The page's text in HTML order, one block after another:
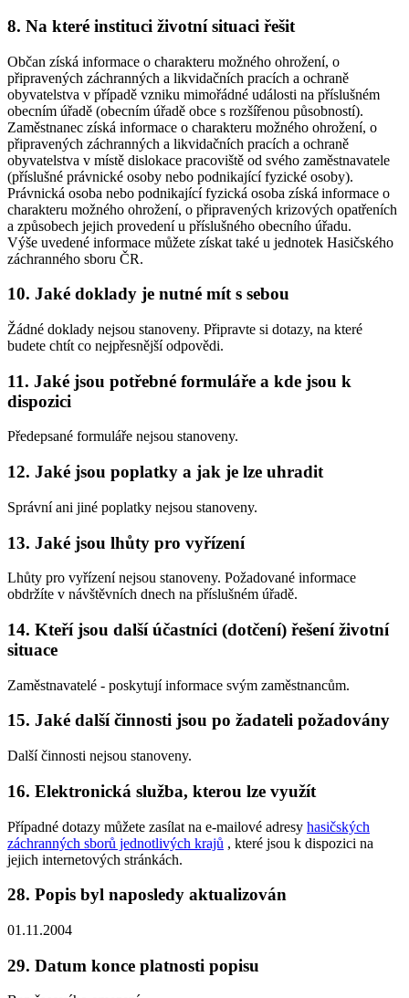
8. Na které instituci životní situaci řešit
Občan získá informace o charakteru možného ohrožení, o
připravených záchranných a likvidačních pracích a ochraně
obyvatelstva v případě vzniku mimořádné události na příslušném
obecním úřadě (obecním úřadě obce s rozšířenou působností).
Zaměstnanec získá informace o charakteru možného ohrožení, o
připravených záchranných a likvidačních pracích a ochraně
obyvatelstva v místě dislokace pracoviště od svého zaměstnavatele
(příslušné právnické osoby nebo podnikající fyzické osoby).
Právnická osoba nebo podnikající fyzická osoba získá informace o
charakteru možného ohrožení, o připravených krizových opatřeních
a způsobech jejich provedení u příslušného obecního úřadu.
Výše uvedené informace můžete získat také u jednotek Hasičského
záchranného sboru ČR.
10. Jaké doklady je nutné mít s sebou
Žádné doklady nejsou stanoveny. Připravte si dotazy, na které
budete chtít co nejpřesnější odpovědi.
11. Jaké jsou potřebné formuláře a kde jsou k
dispozici
Předepsané formuláře nejsou stanoveny.
12. Jaké jsou poplatky a jak je lze uhradit
Správní ani jiné poplatky nejsou stanoveny.
13. Jaké jsou lhůty pro vyřízení
Lhůty pro vyřízení nejsou stanoveny. Požadované informace
obdržíte v návštěvních dnech na příslušném úřadě.
14. Kteří jsou další účastníci (dotčení) řešení životní
situace
Zaměstnavatelé - poskytují informace svým zaměstnancům.
15. Jaké další činnosti jsou po žadateli požadovány
Další činnosti nejsou stanoveny.
16. Elektronická služba, kterou lze využít
Případné dotazy můžete zasílat na e-mailové adresy hasičských
záchranných sborů jednotlivých krajů , které jsou k dispozici na
jejich internetových stránkách.
28. Popis byl naposledy aktualizován
01.11.2004
29. Datum konce platnosti popisu